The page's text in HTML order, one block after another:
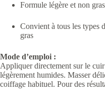
Formule légère et non
Convient à tous les types
gras
Mode d’emploi :
Appliquer directement sur le
légèrement humides. Masser
coiffage habituel. Pour des